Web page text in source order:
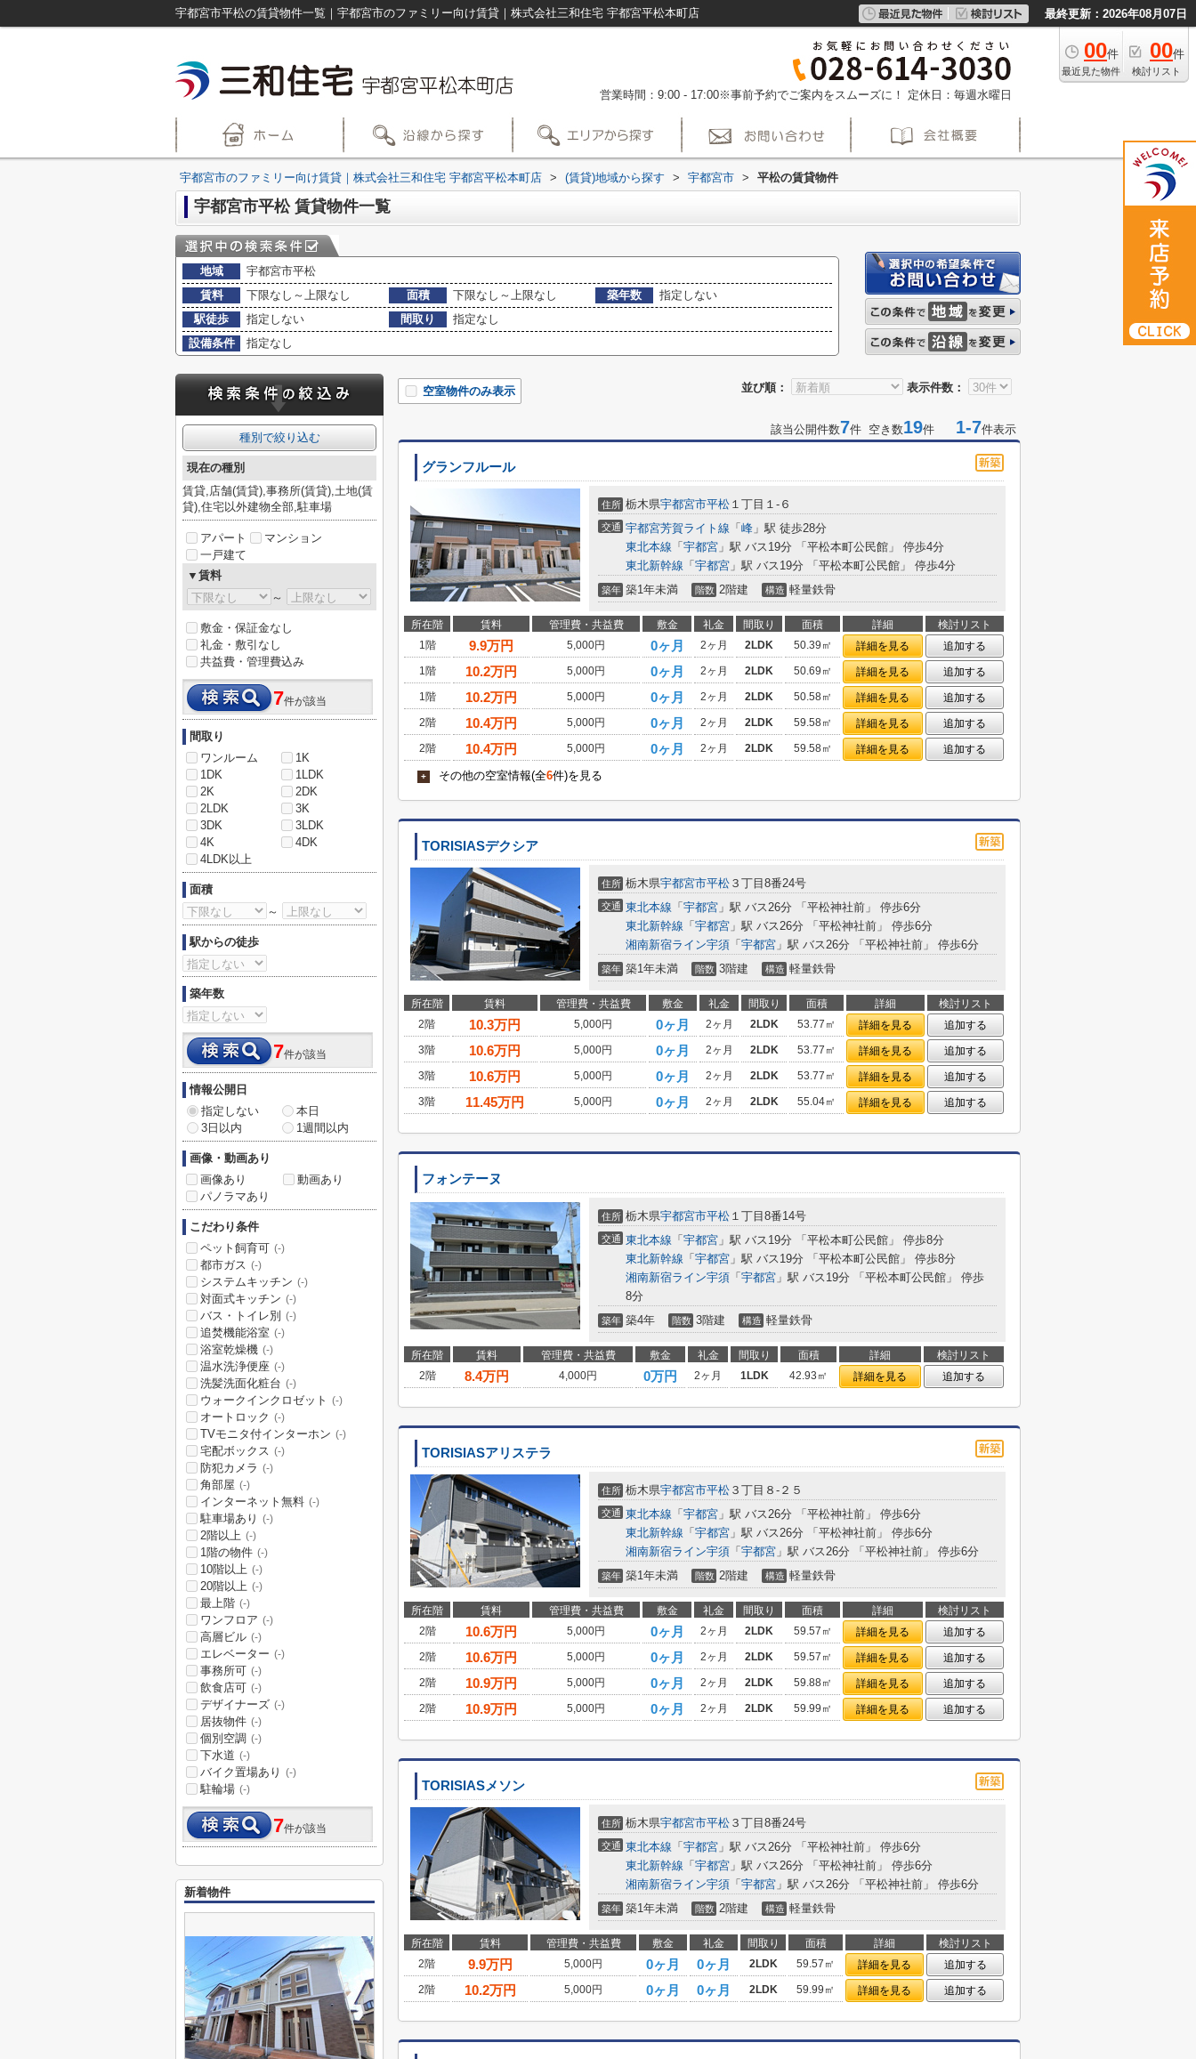
宇都宮市平松の賃貸物件一覧｜宇都宮市のファミリー向け賃貸｜株式会社三和住宅 宇都宮平松本町店 最終更新：2026年08月07日
00件
最近見た物件
00件
検討リスト
営業時間：9:00 - 17:00※事前予約でご案内をスムーズに！ 定休日：毎週水曜日
宇都宮市のファミリー向け賃貸｜株式会社三和住宅 宇都宮平松本町店 > (賃貸)地域から探す > 宇都宮市 > 平松の賃貸物件
宇都宮市平松 賃貸物件一覧
地域
宇都宮市平松
賃料
下限なし～上限なし 面積 下限なし～上限なし 築年数
指定しない
駅徒歩
指定しない 間取り
指定なし
設備条件
指定なし
並び順： 表示件数：
空室物件のみ表示
該当公開件数7件 空き数19件 1-7件表示
グランフルール
住所 栃木県宇都宮市平松 １丁目１-６
交通 宇都宮芳賀ライト線 「 峰 」駅 徒歩28分
東北本線 「 宇都宮 」駅 バス19分 「平松本町公民館」 停歩4分
東北新幹線 「 宇都宮 」駅 バス19分 「平松本町公民館」 停歩4分
築年 築1年未満 階数 2階建 構造 軽量鉄骨
所在階 賃料 管理費・共益費 敷金 礼金 間取り 面積 詳細
検討リスト
1階
9.9万円 5,000円 0ヶ月 2ヶ月 2LDK 50.39㎡ 詳細を見る
追加する
1階
10.2万円 5,000円 0ヶ月 2ヶ月 2LDK 50.69㎡ 詳細を見る
追加する
1階
10.2万円 5,000円 0ヶ月 2ヶ月 2LDK 50.58㎡ 詳細を見る
追加する
2階
10.4万円 5,000円 0ヶ月 2ヶ月 2LDK 59.58㎡ 詳細を見る
追加する
2階
10.4万円 5,000円 0ヶ月 2ヶ月 2LDK 59.58㎡ 詳細を見る 追加する
+ その他の空室情報(全6件)を見る
TORISIASデクシア
住所 栃木県宇都宮市平松 ３丁目8番24号
交通 東北本線 「 宇都宮 」駅 バス26分 「平松神社前」 停歩6分
東北新幹線 「 宇都宮 」駅 バス26分 「平松神社前」 停歩6分
湘南新宿ライン宇須 「 宇都宮 」駅 バス26分 「平松神社前」 停歩6分
築年 築1年未満 階数 3階建 構造 軽量鉄骨
所在階 賃料 管理費・共益費 敷金 礼金 間取り 面積 詳細
検討リスト
2階
10.3万円 5,000円 0ヶ月 2ヶ月 2LDK 53.77㎡ 詳細を見る
追加する
3階
10.6万円 5,000円 0ヶ月 2ヶ月 2LDK 53.77㎡ 詳細を見る
追加する
3階
10.6万円 5,000円 0ヶ月 2ヶ月 2LDK 53.77㎡ 詳細を見る
追加する
3階
11.45万円 5,000円 0ヶ月 2ヶ月 2LDK 55.04㎡ 詳細を見る 追加する
フォンテーヌ
住所 栃木県宇都宮市平松 １丁目8番14号
交通 東北本線 「 宇都宮 」駅 バス19分 「平松本町公民館」 停歩8分
東北新幹線 「 宇都宮 」駅 バス19分 「平松本町公民館」 停歩8分
湘南新宿ライン宇須 「 宇都宮 」駅 バス19分 「平松本町公民館」 停歩
8分
築年 築4年 階数 3階建 構造 軽量鉄骨
所在階 賃料 管理費・共益費 敷金 礼金 間取り 面積 詳細
検討リスト
2階
8.4万円 4,000円 0万円 2ヶ月 1LDK 42.93㎡ 詳細を見る 追加する
TORISIASアリステラ
住所 栃木県宇都宮市平松 ３丁目８-２５
交通 東北本線 「 宇都宮 」駅 バス26分 「平松神社前」 停歩6分
東北新幹線 「 宇都宮 」駅 バス26分 「平松神社前」 停歩6分
湘南新宿ライン宇須 「 宇都宮 」駅 バス26分 「平松神社前」 停歩6分
築年 築1年未満 階数 2階建 構造 軽量鉄骨
所在階 賃料 管理費・共益費 敷金 礼金 間取り 面積 詳細
検討リスト
2階
10.6万円 5,000円 0ヶ月 2ヶ月 2LDK 59.57㎡ 詳細を見る
追加する
2階
10.6万円 5,000円 0ヶ月 2ヶ月 2LDK 59.57㎡ 詳細を見る
追加する
2階
10.9万円 5,000円 0ヶ月 2ヶ月 2LDK 59.88㎡ 詳細を見る
追加する
2階
10.9万円 5,000円 0ヶ月 2ヶ月 2LDK 59.99㎡ 詳細を見る 追加する
TORISIASメソン
住所 栃木県宇都宮市平松 ３丁目8番24号
交通 東北本線 「 宇都宮 」駅 バス26分 「平松神社前」 停歩6分
東北新幹線 「 宇都宮 」駅 バス26分 「平松神社前」 停歩6分
湘南新宿ライン宇須 「 宇都宮 」駅 バス26分 「平松神社前」 停歩6分
築年 築1年未満 階数 2階建 構造 軽量鉄骨
所在階 賃料 管理費・共益費 敷金 礼金 間取り 面積 詳細
検討リスト
2階
9.9万円 5,000円 0ヶ月 0ヶ月 2LDK 59.57㎡ 詳細を見る
追加する
2階
10.2万円 5,000円 0ヶ月 0ヶ月 2LDK 59.99㎡ 詳細を見る 追加する
種別で絞り込む
現在の種別
賃貸,店舗(賃貸),事務所(賃貸),土地(賃
貸),住宅以外建物全部,駐車場
アパート
マンション
一戸建て
▼賃料
～
敷金・保証金なし
礼金・敷引なし
共益費・管理費込み
7件が該当
間取り
ワンルーム
1K
1DK
1LDK
2K
2DK
2LDK
3K
3DK
3LDK
4K
4DK
4LDK以上
面積
～
駅からの徒歩
築年数
7件が該当
情報公開日
指定しない
本日
3日以内
1週間以内
画像・動画あり
画像あり
動画あり
パノラマあり
こだわり条件
ペット飼育可 (-)
都市ガス (-)
システムキッチン (-)
対面式キッチン (-)
バス・トイレ別 (-)
追焚機能浴室 (-)
浴室乾燥機 (-)
温水洗浄便座 (-)
洗髪洗面化粧台 (-)
ウォークインクロゼット (-)
オートロック (-)
TVモニタ付インターホン (-)
宅配ボックス (-)
防犯カメラ (-)
角部屋 (-)
インターネット無料 (-)
駐車場あり (-)
2階以上 (-)
1階の物件 (-)
10階以上 (-)
20階以上 (-)
最上階 (-)
ワンフロア (-)
高層ビル (-)
エレベーター (-)
事務所可 (-)
飲食店可 (-)
デザイナーズ (-)
居抜物件 (-)
個別空調 (-)
下水道 (-)
バイク置場あり (-)
駐輪場 (-)
7件が該当
新着物件